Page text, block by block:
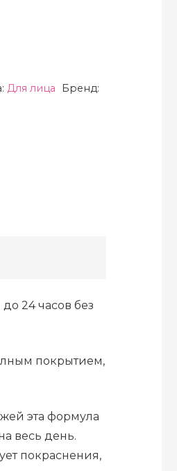
Для лица
Бренд:
24 часов без
покрытием,
эта формула
весь день.
покраснения,